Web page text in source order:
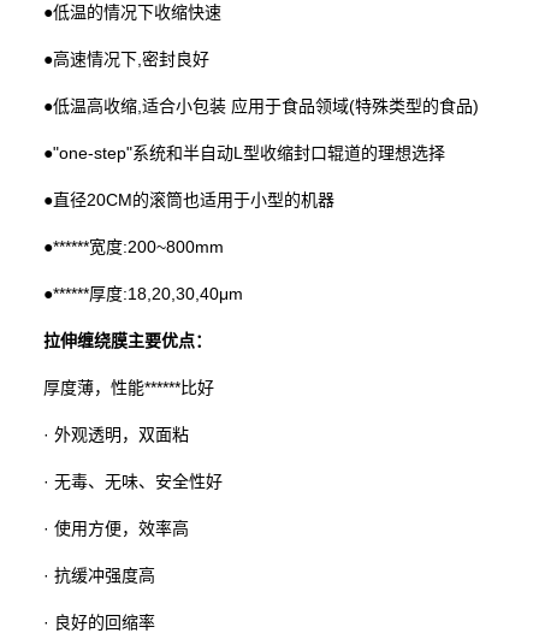
●低温的情况下收缩快速
●高速情况下,密封良好
●低温高收缩,适合小包装 应用于食品领域(特殊类型的食品)
●"one-step"系统和半自动L型收缩封口辊道的理想选择
●直径20CM的滚筒也适用于小型的机器
●******宽度:200~800mm
●******厚度:18,20,30,40μm
拉伸缠绕膜主要优点：
厚度薄，性能******比好
· 外观透明，双面粘
· 无毒、无味、安全性好
· 使用方便，效率高
· 抗缓冲强度高
· 良好的回缩率